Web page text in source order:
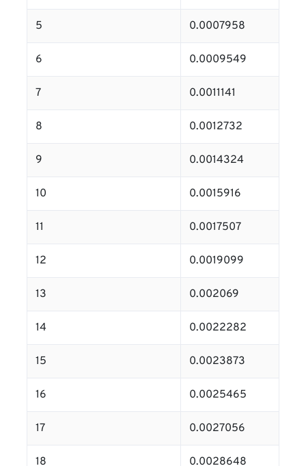
5 0.0007958
6 0.0009549
7 0.0011141
8 0.0012732
9 0.0014324
10 0.0015916
11 0.0017507
12 0.0019099
13 0.002069
14 0.0022282
15 0.0023873
16 0.0025465
17 0.0027056
18 0.0028648